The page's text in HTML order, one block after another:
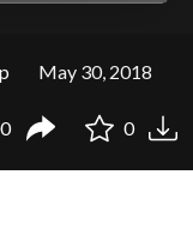
May 30, 2018
0